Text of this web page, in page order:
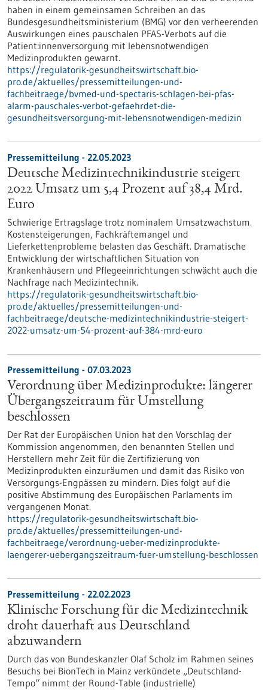
haben in einem gemeinsamen Schreiben an das
Bundesgesundheitsministerium (BMG) vor den verheerenden
Auswirkungen eines pauschalen PFAS-Verbots auf die
Patient:innenversorgung mit lebensnotwendigen
Medizinprodukten gewarnt.
https://regulatorik-gesundheitswirtschaft.bio-
pro.de/aktuelles/pressemitteilungen-und-
fachbeitraege/bvmed-und-spectaris-schlagen-bei-pfas-
alarm-pauschales-verbot-gefaehrdet-die-
gesundheitsversorgung-mit-lebensnotwendigen-medizin
Pressemitteilung - 22.05.2023
Deutsche Medizintechnikindustrie steigert
2022 Umsatz um 5,4 Prozent auf 38,4 Mrd.
Euro
Schwierige Ertragslage trotz nominalem Umsatzwachstum.
Kostensteigerungen, Fachkräftemangel und
Lieferkettenprobleme belasten das Geschäft. Dramatische
Entwicklung der wirtschaftlichen Situation von
Krankenhäusern und Pflegeeinrichtungen schwächt auch die
Nachfrage nach Medizintechnik.
https://regulatorik-gesundheitswirtschaft.bio-
pro.de/aktuelles/pressemitteilungen-und-
fachbeitraege/deutsche-medizintechnikindustrie-steigert-
2022-umsatz-um-54-prozent-auf-384-mrd-euro
Pressemitteilung - 07.03.2023
Verordnung über Medizinprodukte: längerer
Übergangszeitraum für Umstellung
beschlossen
Der Rat der Europäischen Union hat den Vorschlag der
Kommission angenommen, den benannten Stellen und
Herstellern mehr Zeit für die Zertifizierung von
Medizinprodukten einzuräumen und damit das Risiko von
Versorgungs-Engpässen zu mindern. Dies folgt auf die
positive Abstimmung des Europäischen Parlaments im
vergangenen Monat.
https://regulatorik-gesundheitswirtschaft.bio-
pro.de/aktuelles/pressemitteilungen-und-
fachbeitraege/verordnung-ueber-medizinprodukte-
laengerer-uebergangszeitraum-fuer-umstellung-beschlossen
Pressemitteilung - 22.02.2023
Klinische Forschung für die Medizintechnik
droht dauerhaft aus Deutschland
abzuwandern
Durch das von Bundeskanzler Olaf Scholz im Rahmen seines
Besuchs bei BionTech in Mainz verkündete „Deutschland-
Tempo“ nimmt der Round-Table (industrielle)